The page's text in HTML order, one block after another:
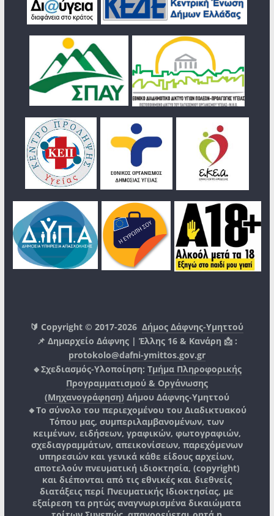
🔰 Copyright © 2017-2026Δήμος Δάφνης-Υμηττού
📌 Δημαρχείο Δάφνης | Έλλης 16 & Κανάρη 📩 :
protokolo@dafni-ymittos.gov.gr
🔹Σχεδιασμός-Υλοποίηση: Τμήμα Πληροφορικής
Προγραμματισμού & Οργάνωσης
(Μηχανογράφηση) Δήμου Δάφνης-Υμηττού
🔸Το σύνολο του περιεχομένου του Διαδικτυακού
Τόπου μας, συμπεριλαμβανομένων, των
κειμένων, ειδήσεων, γραφικών, φωτογραφιών,
σχεδιαγραμμάτων, απεικονίσεων, παρεχόμενων
υπηρεσιών και γενικά κάθε είδους αρχείων,
αποτελούν πνευματική ιδιοκτησία, (copyright)
και διέπονται από τις εθνικές και διεθνείς
διατάξεις περί Πνευματικής Ιδιοκτησίας, με
εξαίρεση τα ρητώς αναγνωρισμένα δικαιώματα